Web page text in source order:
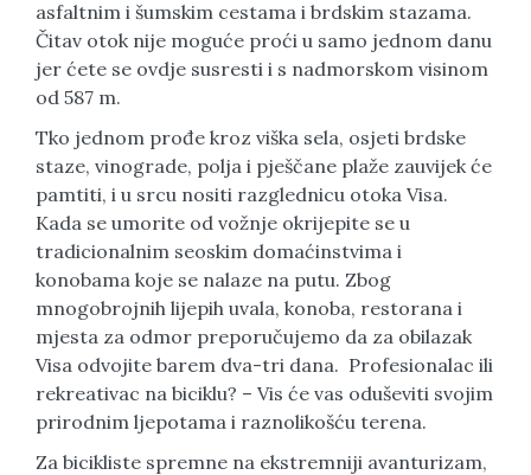
asfaltnim i šumskim cestama i brdskim stazama.
Čitav otok nije moguće proći u samo jednom danu
jer ćete se ovdje susresti i s nadmorskom visinom
od 587 m.
Tko jednom prođe kroz viška sela, osjeti brdske
staze, vinograde, polja i pješčane plaže zauvijek će
pamtiti, i u srcu nositi razglednicu otoka Visa.
Kada se umorite od vožnje okrijepite se u
tradicionalnim seoskim domaćinstvima i
konobama koje se nalaze na putu. Zbog
mnogobrojnih lijepih uvala, konoba, restorana i
mjesta za odmor preporučujemo da za obilazak
Visa odvojite barem dva-tri dana. Profesionalac ili
rekreativac na biciklu? – Vis će vas oduševiti svojim
prirodnim ljepotama i raznolikošću terena.
Za bicikliste spremne na ekstremniji avanturizam,